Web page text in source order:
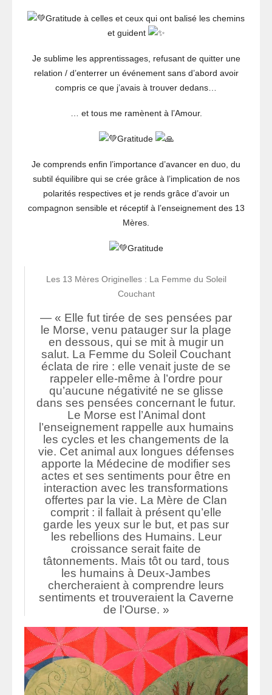
Gratitude à celles et ceux qui ont balisé les chemins
et guident
Je sublime les apprentissages, refusant de quitter une
relation / d’enterrer un événement sans d’abord avoir
compris ce que j’avais à trouver dedans…
… et tous me ramènent à l’Amour.
Gratitude
Je comprends enfin l’importance d’avancer en duo, du
subtil équilibre qui se crée grâce à l’implication de nos
polarités respectives et je rends grâce d’avoir un
compagnon sensible et réceptif à l’enseignement des 13
Mères.
Gratitude
Les 13 Mères Originelles : La Femme du Soleil
Couchant
« Elle fut tirée de ses pensées par
le Morse, venu patauger sur la plage
en dessous, qui se mit à mugir un
salut. La Femme du Soleil Couchant
éclata de rire : elle venait juste de se
rappeler elle-même à l’ordre pour
qu’aucune négativité ne se glisse
dans ses pensées concernant le futur.
Le Morse est l’Animal dont
l’enseignement rappelle aux humains
les cycles et les changements de la
vie. Cet animal aux longues défenses
apporte la Médecine de modifier ses
actes et ses sentiments pour être en
interaction avec les transformations
offertes par la vie. La Mère de Clan
comprit : il fallait à présent qu’elle
garde les yeux sur le but, et pas sur
les rebellions des Humains. Leur
croissance serait faite de
tâtonnements. Mais tôt ou tard, tous
les humains à Deux-Jambes
chercheraient à comprendre leurs
sentiments et trouveraient la Caverne
de l’Ourse. »